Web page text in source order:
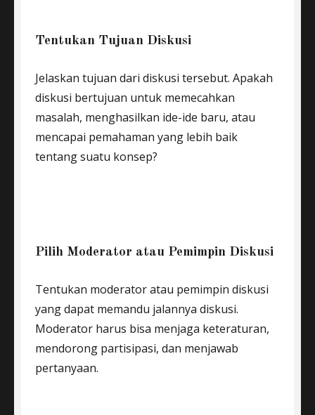
Tentukan Tujuan Diskusi
Jelaskan tujuan dari diskusi tersebut. Apakah
diskusi bertujuan untuk memecahkan
masalah, menghasilkan ide-ide baru, atau
mencapai pemahaman yang lebih baik
tentang suatu konsep?
Pilih Moderator atau Pemimpin Diskusi
Tentukan moderator atau pemimpin diskusi
yang dapat memandu jalannya diskusi.
Moderator harus bisa menjaga keteraturan,
mendorong partisipasi, dan menjawab
pertanyaan.